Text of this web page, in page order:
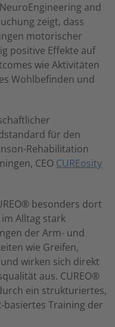
and
zeigt, dass
motorischer
positive Effekte auf
wie Aktivitäten
Wohlbefinden und
für den
Rehabilitation
CEO CUREosity
besonders dort
Alltag stark
der Arm- und
wie Greifen,
wirken sich direkt
aus. CUREO®
ein strukturiertes,
basiertes Training der